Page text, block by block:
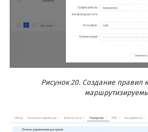
Рисунок 20. Создание правил